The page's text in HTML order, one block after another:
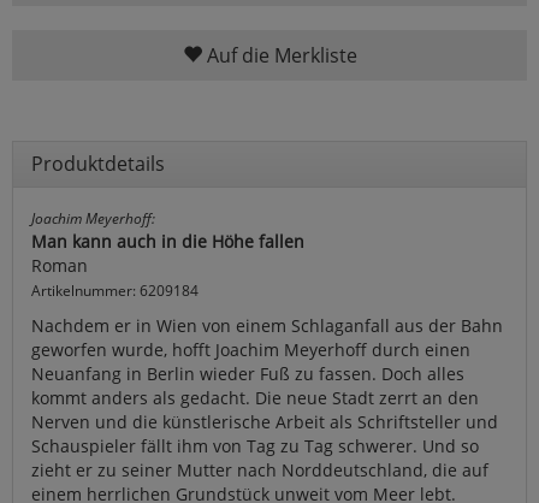
Auf die Merkliste
Produktdetails
Joachim Meyerhoff:
Man kann auch in die Höhe fallen
Roman
Artikelnummer: 6209184
Nachdem er in Wien von einem Schlaganfall aus der Bahn
geworfen wurde, hofft Joachim Meyerhoff durch einen
Neuanfang in Berlin wieder Fuß zu fassen. Doch alles
kommt anders als gedacht. Die neue Stadt zerrt an den
Nerven und die künstlerische Arbeit als Schriftsteller und
Schauspieler fällt ihm von Tag zu Tag schwerer. Und so
zieht er zu seiner Mutter nach Norddeutschland, die auf
einem herrlichen Grundstück unweit vom Meer lebt.